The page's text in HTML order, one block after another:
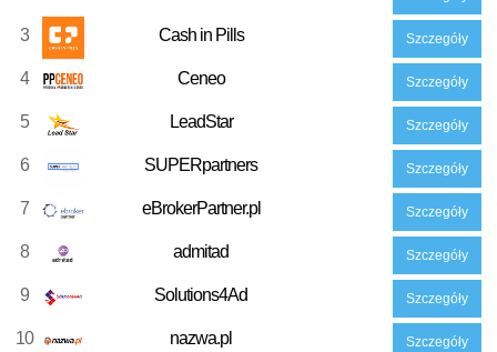
3 Cash in Pills Szczegóły
4 Ceneo Szczegóły
5 LeadStar Szczegóły
6 SUPERpartners Szczegóły
7 eBrokerPartner.pl Szczegóły
8 admitad Szczegóły
9 Solutions4Ad Szczegóły
10 nazwa.pl Szczegóły